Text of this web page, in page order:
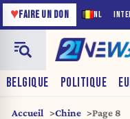
NL
♥FAIRE UN DON
BELGIQUE POLITIQUE
Accueil Chine Page 8